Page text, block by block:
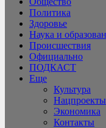
Политика
Здоровье
Наука и
Происшествия
Официально
ПОДКАСТ
Еще
Культура
Нацпроекты
Экономика
Контакты